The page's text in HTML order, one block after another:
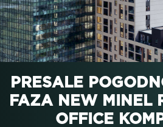
PRESALE
FAZA NEW MINEL
OFFICE